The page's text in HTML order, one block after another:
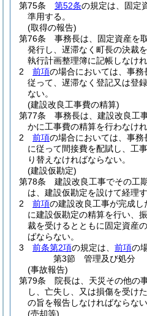
第75条
第52条の規定は、固定
準用する。
(取得の報告)
第76条
事務長は、固定資産を
発行し、遅滞なく町長の決裁
執行計画整理簿に記帳しなけれ
2
前項の場合においては、事
従って、遅滞なく登記又は登
ない。
(建設改良工事費の精算)
第77条
事務長は、建設改良工
かに工事費の精算を行わなけれ
2
前項の場合においては、事
に従って間接費を配賦し、工
り替えなければならない。
(建設仮勘定)
第78条
建設改良工事でその工
は、建設仮勘定を設けて経理
2
前項の建設改良工事が完成
に建設仮勘定の精算を行い、
裁を受けるとともに固定資産
ばならない。
3
前条第2項の規定は、 前項の
第3節
管理及び処分
(事故報告)
第79条
院長は、天災その他の
し、亡失し、又は損傷を受け
の旨を報告しなければならない
(売却等)